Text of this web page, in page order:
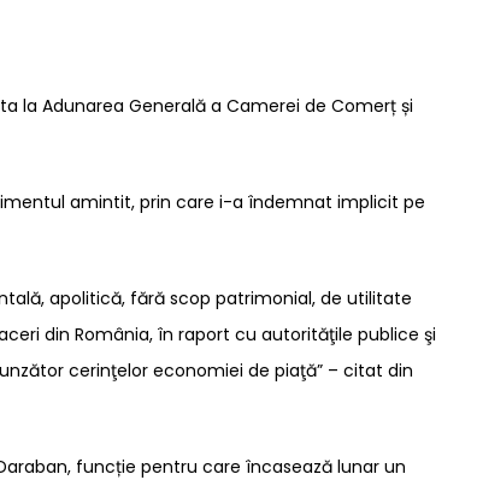
la Adunarea Generală a Camerei de Comerț și
amintit, prin care i-a îndemnat implicit pe
apolitică, fără scop patrimonial, de utilitate
din România, în raport cu autorităţile publice şi
cerinţelor economiei de piaţă” – citat din
funcție pentru care încasează lunar un